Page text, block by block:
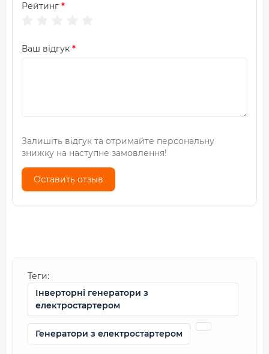
Рейтинг
Ваш відгук
Залишіть відгук та отримайте персональну
знижку на наступне замовлення!
Оставить отзыв
Теги:
Інверторні генератори з
електростартером
Генератори з електростартером